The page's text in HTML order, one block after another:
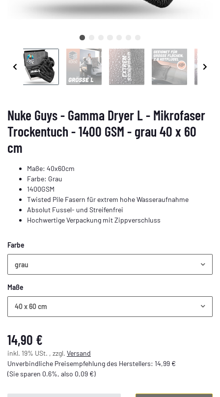
Nuke Guys - Gamma Dryer L - Mikrofaser
Trockentuch - 1400 GSM - grau 40 x 60
cm
Maße: 40x60cm
Farbe: Grau
1400GSM
Twisted Pile Fasern für extrem hohe Wasseraufnahme
Absolut Fussel- und Streifenfrei
Hochwertige Verpackung mit Zippverschluss
Farbe
grau
Maße
40 x 60 cm
14,90 €
inkl. 19% USt. , zzgl. Versand
Unverbindliche Preisempfehlung des Herstellers: 14,99 €
(Sie sparen 0.6%, also 0,09 €)